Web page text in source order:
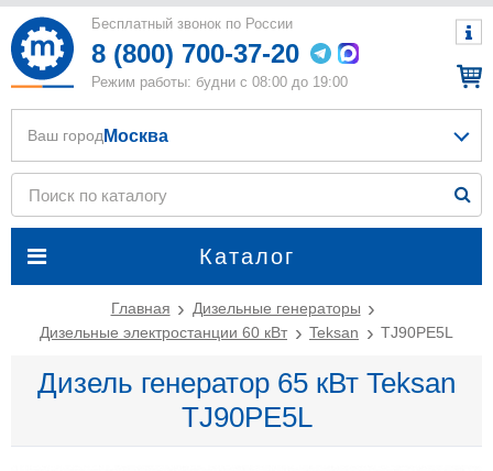
Бесплатный звонок по России
8 (800) 700-37-20
Режим работы: будни с 08:00 до 19:00
Каталог
Ваш город Москва
Главная
Дизельные генераторы
Дизельные электростанции 60 кВт
Teksan TJ90PE5L
Дизель генератор 65 кВт Teksan
TJ90PE5L